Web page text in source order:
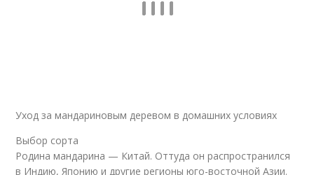
Уход за мандариновым деревом в домашних условиях
Выбор сорта
Родина мандарина — Китай. Оттуда он распространился
в Индию, Японию и другие регионы юго-восточной Азии.